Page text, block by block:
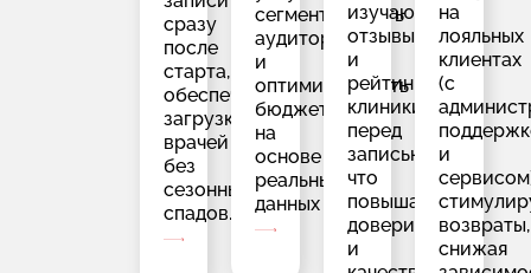
сразу
после
старта,
обеспечивая
загрузку
врачей
без
сезонных
спадов.
сегментировать
аудиторию
и
оптимизировать
бюджет
на
основе
реальных
данных
изучают
отзывы
и
рейтинг
клиники
перед
записью,
что
повышает
доверие
и
на
лояльных
клиентах
(с
и
возвраты,
снижая